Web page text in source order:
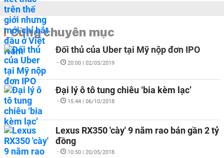
Cùng chuyên mục
Đối thủ của Uber tại Mỹ nộp đơn IPO
- 20:00 | 02/03/2019
Đại lý ô tô tung chiêu ‘bia kèm lạc’
- 15:44 | 06/10/2018
Lexus RX350 'cày' 9 năm rao bán gần 2 tỷ
đồng
- 10:50 | 20/05/2018